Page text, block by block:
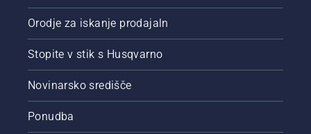
Orodje za iskanje prodajaln
Stopite v stik s Husqvarno
Novinarsko središče
Ponudba